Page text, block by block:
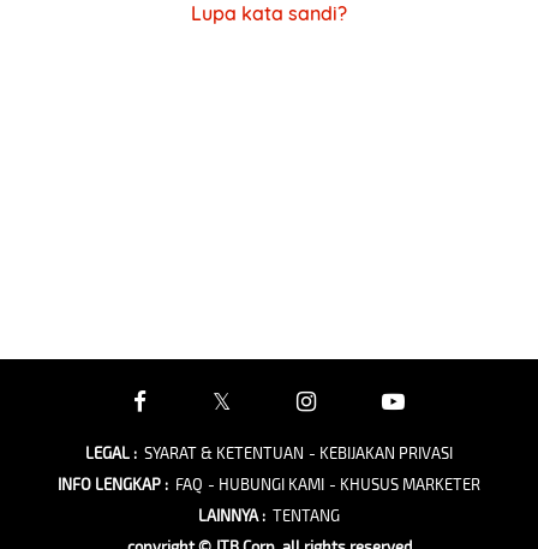
Lupa kata sandi?
LEGAL: SYARAT & KETENTUAN - KEBIJAKAN PRIVASI
INFO LENGKAP: FAQ - HUBUNGI KAMI - KHUSUS MARKETER
LAINNYA: TENTANG